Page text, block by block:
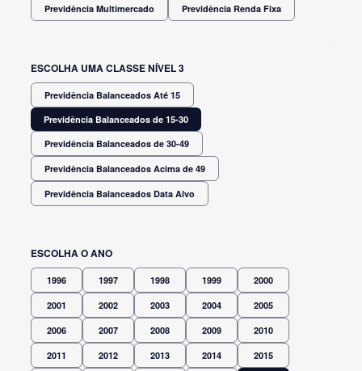
Previdência Multimercado Previdência Renda Fixa
ESCOLHA UMA CLASSE NÍVEL 3
Previdência Balanceados Até 15
Previdência Balanceados de 15-30
Previdência Balanceados de 30-49
Previdência Balanceados Acima de 49
Previdência Balanceados Data Alvo
ESCOLHA O ANO
1996 1997 1998 1999 2000
2001 2002 2003 2004 2005
2006 2007 2008 2009 2010
2011 2012 2013 2014 2015